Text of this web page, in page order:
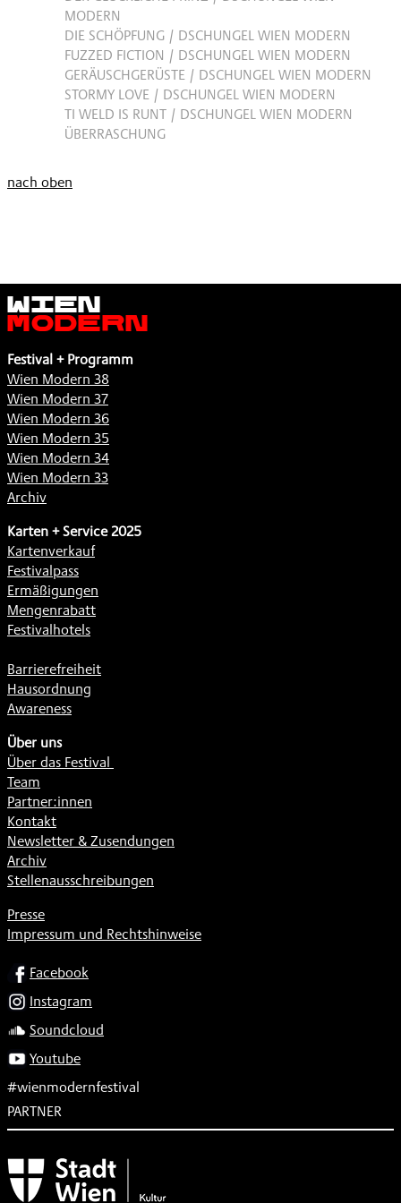
MODERN
DIE SCHÖPFUNG / DSCHUNGEL WIEN MODERN
FUZZED FICTION / DSCHUNGEL WIEN MODERN
GERÄUSCHGERÜSTE / DSCHUNGEL WIEN MODERN
STORMY LOVE / DSCHUNGEL WIEN MODERN
TI WELD IS RUNT / DSCHUNGEL WIEN MODERN
ÜBERRASCHUNG
nach oben
Wien
Modern
Festival + Programm
Wien Modern 38
Wien Modern 37
Wien Modern 36
Wien Modern 35
Wien Modern 34
Wien Modern 33
Archiv
Karten + Service 2025
Kartenverkauf
Festivalpass
Ermäßigungen
Mengenrabatt
Festivalhotels
Barrierefreiheit
Hausordnung
Awareness
Über uns
Über das Festival
Team
Partner:innen
Kontakt
Newsletter & Zusendungen
Archiv
Stellenausschreibungen
Presse
Impressum und Rechtshinweise
SOCIALFacebook
Instagram
Soundcloud
Youtube
#wienmodernfestival
PARTNER
Subventionsgeber